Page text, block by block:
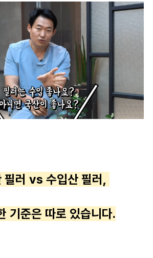
필러 vs 수입산 필러,
기준은 따로 있습니다.